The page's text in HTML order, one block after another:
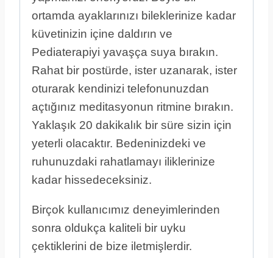
ortamda ayaklarınızı bileklerinize kadar
küvetinizin içine daldırın ve
Pediaterapiyi yavaşça suya bırakın.
Rahat bir postürde, ister uzanarak, ister
oturarak kendinizi telefonunuzdan
açtığınız meditasyonun ritmine bırakın.
Yaklaşık 20 dakikalık bir süre sizin için
yeterli olacaktır. Bedeninizdeki ve
ruhunuzdaki rahatlamayı iliklerinize
kadar hissedeceksiniz.
Birçok kullanıcımız deneyimlerinden
sonra oldukça kaliteli bir uyku
çektiklerini de bize iletmişlerdir.